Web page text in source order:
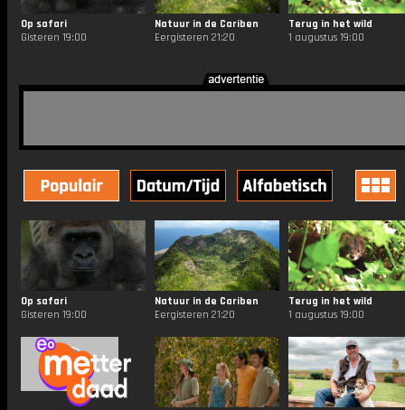
Op safari
Gisteren 19:00
Natuur in de Cariben
Eergisteren 21:20
Terug in het wild
1 augustus 19:00
Op safari
Gisteren 19:00
Natuur in de Cariben
Eergisteren 21:20
Terug in het wild
1 augustus 19:00